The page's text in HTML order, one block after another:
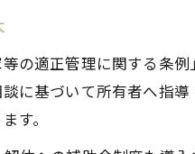
空家が増税対象になる
岡崎市で空家の税負担
行政の税務指導に対応
空家相談センターで
の適正管理に関する条
に基づいて所有者へ指
す。